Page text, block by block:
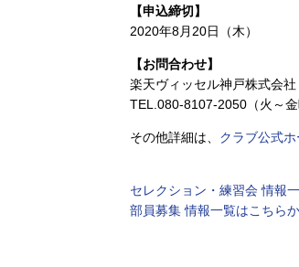
【申込締切】
2020年8月20日（木）
【お問合わせ】
楽天ヴィッセル神戸株式会
TEL.080-8107-2050（火～金
その他詳細は、 クラブ公式
セレクション・練習会 情報
部員募集 情報一覧はこちら